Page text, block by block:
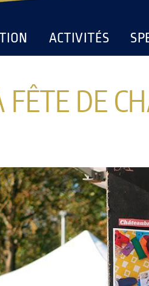
ACTIVITÉS
FÊTE DE